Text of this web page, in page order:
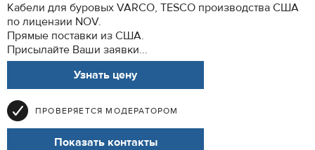
Кабели для буровых VARCO, TESCO производства США
по лицензии NOV.
Прямые поставки из США.
Присылайте Ваши заявки...
Узнать цену
ПРОВЕРЯЕТСЯ МОДЕРАТОРОМ
Показать контакты